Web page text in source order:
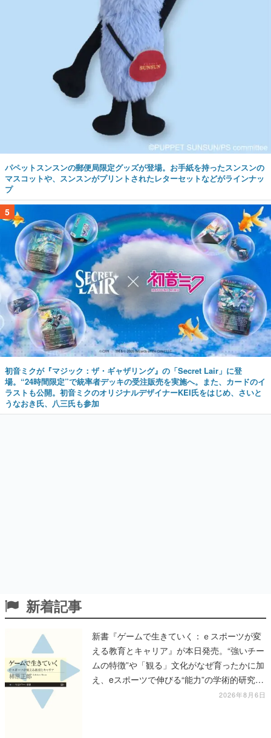
パペットスンスンの郵便局限定グッズが登場。お手紙を持ったスンスンの
マスコットや、スンスンがプリントされたレターセットなどがラインナッ
プ
5
初音ミクが『マジック：ザ・ギャザリング』の「Secret Lair」に登
場。“24時間限定”で統率者デッキの受注販売を実施へ。また、カードのイ
ラストも公開。初音ミクのオリジナルデザイナーKEI氏をはじめ、さいと
うなおき氏、八三氏も参加
新着記事
新書『ゲームで生きていく：ｅスポーツが変
える教育とキャリア』が本日発売。“強いチー
ムの特徴”や「観る」文化がなぜ育ったかに加
え、eスポーツで伸びる“能力”の学術的研究も
2026年8月6日